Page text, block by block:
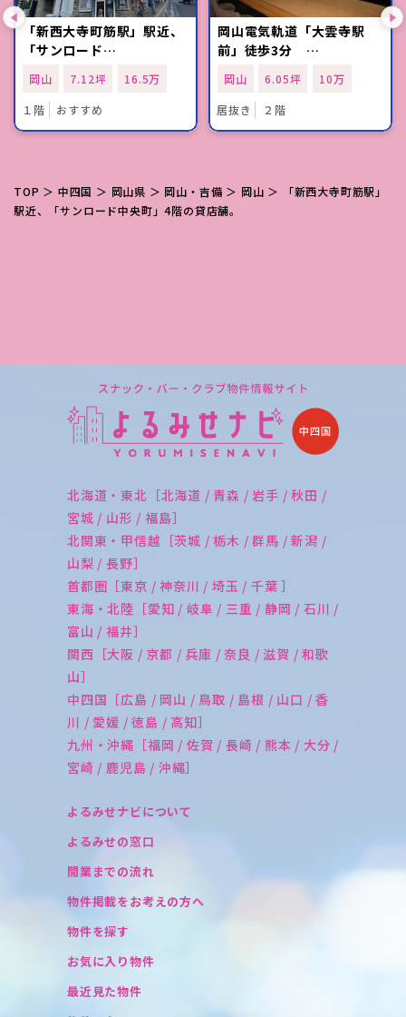
「新西大寺町筋駅」駅近、
「サンロード…
岡山 7.12坪
16.5万
１階
おすすめ
岡山電気軌道「大雲寺駅
前」徒歩3分 …
岡山 6.05坪
10万
居抜き
２階
TOP ＞ 中四国 ＞ 岡山県 ＞ 岡山・吉備 ＞ 岡山 ＞ 「新西大寺町筋駅」
駅近、「サンロード中央町」4階の貸店舗。
北海道・東北［北海道 / 青森 / 岩手 / 秋田 /
宮城 / 山形 / 福島］
北関東・甲信越［茨城 / 栃木 / 群馬 / 新潟 /
山梨 / 長野］
首都圏［東京 / 神奈川 / 埼玉 / 千葉 ］
東海・北陸［愛知 / 岐阜 / 三重 / 静岡 / 石川 /
富山 / 福井］
関西［大阪 / 京都 / 兵庫 / 奈良 / 滋賀 / 和歌
山］
中四国［広島 / 岡山 / 鳥取 / 島根 / 山口 / 香
川 / 愛媛 / 徳島 / 高知］
九州・沖縄［福岡 / 佐賀 / 長崎 / 熊本 / 大分 /
宮崎 / 鹿児島 / 沖縄］
よるみせナビについて
よるみせの窓口
開業までの流れ
物件掲載をお考えの方へ
物件を探す
お気に入り物件
最近見た物件